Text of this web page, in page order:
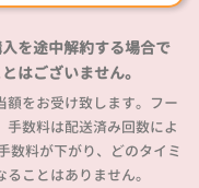
を途中解約する場合で
はございません。
額をお受け致します。フー
手数料は配送済み回数によ
数料が下がり、どのタイミ
ことはありません。